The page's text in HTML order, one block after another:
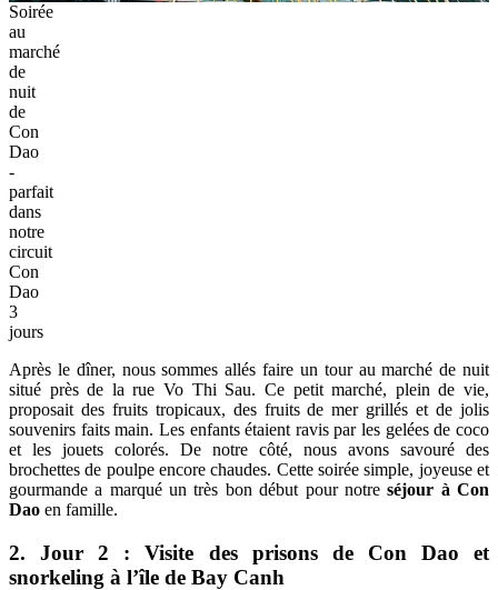
Soirée
au
marché
de
nuit
de
Con
Dao
-
parfait
dans
notre
circuit
Con
Dao
3
jours
Après le dîner, nous sommes allés faire un tour au marché de nuit
situé près de la rue Vo Thi Sau. Ce petit marché, plein de vie,
proposait des fruits tropicaux, des fruits de mer grillés et de jolis
souvenirs faits main. Les enfants étaient ravis par les gelées de coco
et les jouets colorés. De notre côté, nous avons savouré des
brochettes de poulpe encore chaudes. Cette soirée simple, joyeuse et
gourmande a marqué un très bon début pour notreséjour à Con
Dao en famille.
2. Jour 2 : Visite des prisons de Con Dao et
snorkeling à l’île de Bay Canh